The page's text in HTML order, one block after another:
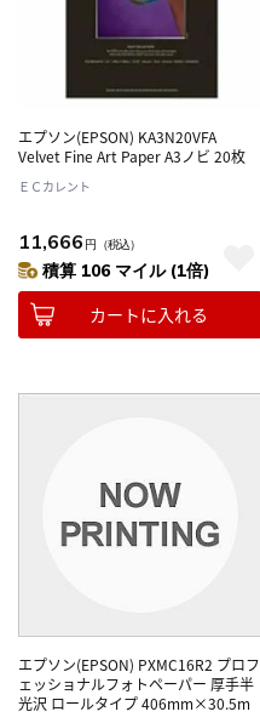
エプソン(EPSON) KA3N20VFA
Velvet Fine Art Paper A3ノビ 20枚
ＥＣカレント
11,666 円 （税込）
積算 106 マイル (1倍)
カートに入れる
エプソン(EPSON) PXMC16R2 プロフ
ェッショナルフォトペーパー 厚手半
光沢 ロールタイプ 406mm×30.5m